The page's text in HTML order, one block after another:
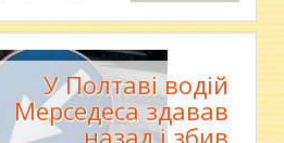
У Полтаві водій
Мерседеса здавав
назад і збив